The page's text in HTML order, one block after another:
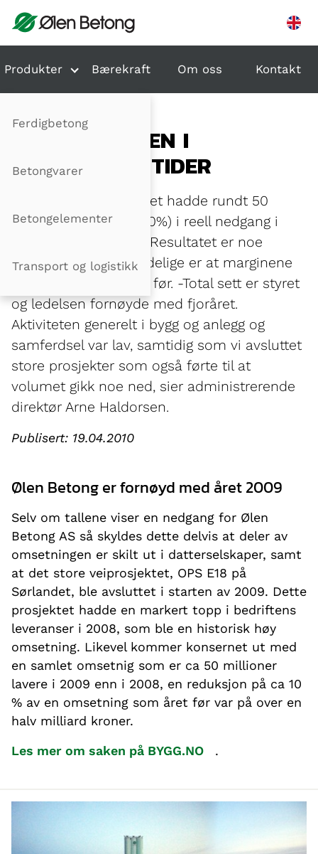
Hopp til innhold
Produkter
Ferdigbetong
Betongvarer
Betongelementer
Transport og logistikk
Bærekraft Om oss Kontakt
HOLDER KOKEN I
VANSKELIGE TIDER
Ølen Betong-konsernet hadde rundt 50
millionar kroner (ca 10%) i reell nedgang i
omsetningen i 2009. Resultatet er noe
svakere, men det gledelige er at marginene
er om trent som året før. -Total sett er styret
og ledelsen fornøyde med fjoråret.
Aktiviteten generelt i bygg og anlegg og
samferdsel var lav, samtidig som vi avsluttet
store prosjekter som også førte til at
volumet gikk noe ned, sier administrerende
direktør Arne Haldorsen.
Publisert: 19.04.2010
Ølen Betong er fornøyd med året 2009
Selv om tallene viser en nedgang for Ølen
Betong AS så skyldes dette delvis at deler av
omsetningen er skilt ut i datterselskaper, samt
at det store veiprosjektet, OPS E18 på
Sørlandet, ble avsluttet i starten av 2009. Dette
prosjektet hadde en markert topp i bedriftens
leveranser i 2008, som ble en historisk høy
omsetning. Likevel kommer konsernet ut med
en samlet omsetnig som er ca 50 millioner
lavere i 2009 enn i 2008, en reduksjon på ca 10
% av en omsetning som året før var på over en
halv milliard kroner.
Les mer om saken på BYGG.NO
.